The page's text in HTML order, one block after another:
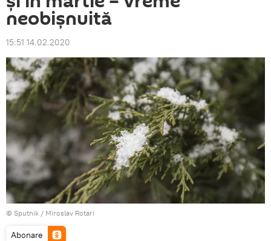
neobişnuită
15:51 14.02.2020
© Sputnik / Miroslav Rotari
Abonare